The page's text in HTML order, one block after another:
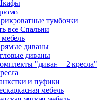
тумбочки
все Спальни
диваны
диваны
"диван + 2 кресла"
и пуфики
мебель